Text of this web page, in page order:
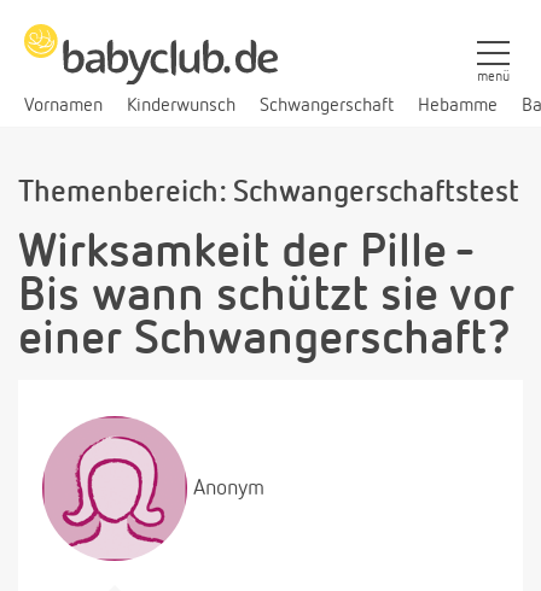
Vornamen Kinderwunsch Schwangerschaft Hebamme
menü
Themenbereich: Schwangerschaftstest
Wirksamkeit der Pille -
Bis wann schützt sie vor
einer Schwangerschaft?
Anonym